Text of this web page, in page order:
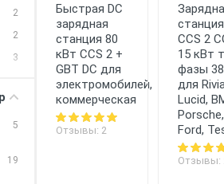
2
2
3
1
2
5
19
Быстрая DC
зарядная
станция 80
кВт CCS 2 +
GBT DC для
электромобилей,
коммерческая
Отзывы: 2
CCS 2
15 кВт
фазы
для
Lucid,
Porsche,
Ford,
Отзывы: